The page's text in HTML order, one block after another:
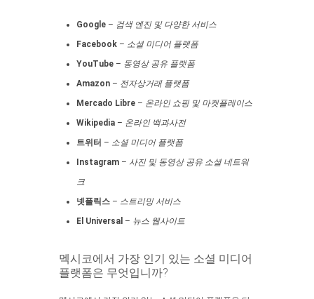
Google – 검색 엔진 및 다양한 서비스
Facebook – 소셜 미디어 플랫폼
YouTube – 동영상 공유 플랫폼
Amazon – 전자상거래 플랫폼
Mercado Libre – 온라인 쇼핑 및 마켓플레이스
Wikipedia – 온라인 백과사전
트위터 – 소셜 미디어 플랫폼
Instagram – 사진 및 동영상 공유 소셜 네트워
크
넷플릭스 – 스트리밍 서비스
El Universal – 뉴스 웹사이트
멕시코에서 가장 인기 있는 소셜 미디어
플랫폼은 무엇입니까?